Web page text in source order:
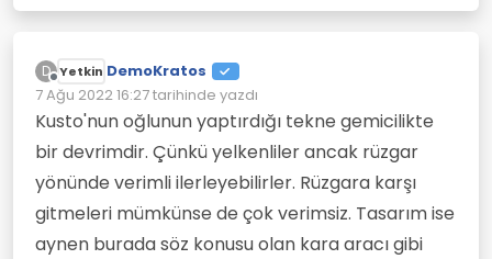
D
Çevrimdışı
Yetkin DemoKratos
7 Ağu 2022 16:27tarihinde yazdı
Son düzenleyen:
Kusto'nun oğlunun yaptırdığı tekne gemicilikte
bir devrimdir. Çünkü yelkenliler ancak rüzgar
yönünde verimli ilerleyebilirler. Rüzgara karşı
gitmeleri mümkünse de çok verimsiz. Tasarım ise
aynen burada söz konusu olan kara aracı gibi